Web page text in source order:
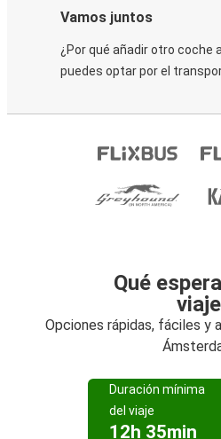
Vamos juntos
¿Por qué añadir otro coche
puedes optar por el
Qué
viaje
Opciones rápidas, fáciles y
Duración mínima
del viaje
12h 35min